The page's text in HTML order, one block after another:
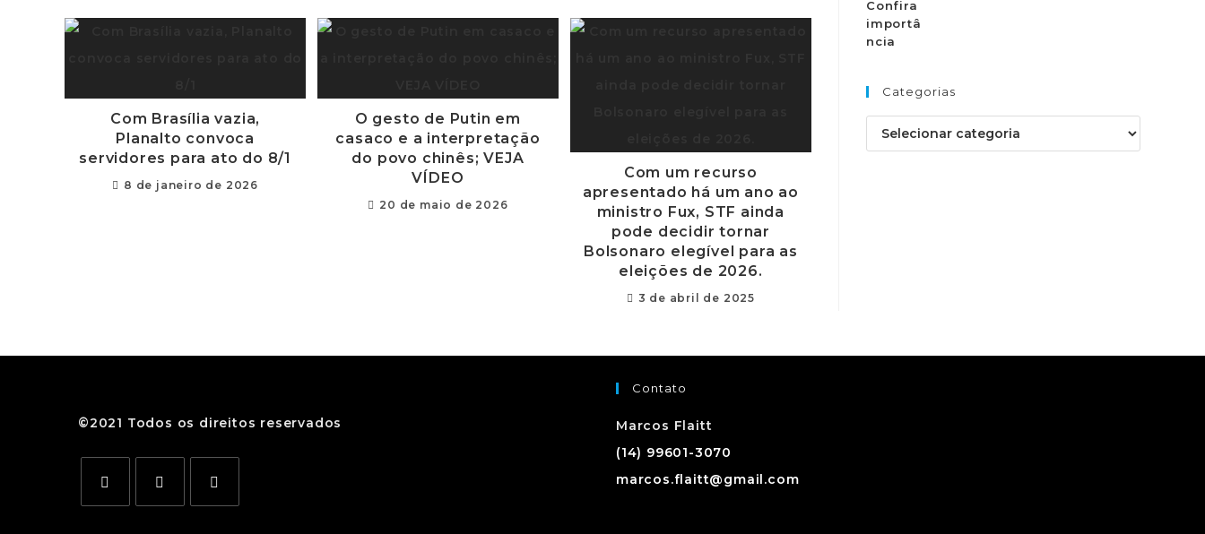
Com Brasília vazia,
Planalto convoca
servidores para ato do 8/1
8 de janeiro de 2026
O gesto de Putin em
casaco e a interpretação
do povo chinês; VEJA
VÍDEO
20 de maio de 2026
Com um recurso
apresentado há um ano ao
ministro Fux, STF ainda
pode decidir tornar
Bolsonaro elegível para as
eleições de 2026.
3 de abril de 2025
Categorias
©2021 Todos os direitos reservados
Contato
Marcos Flaitt
(14) 99601-3070
marcos.flaitt@gmail.com